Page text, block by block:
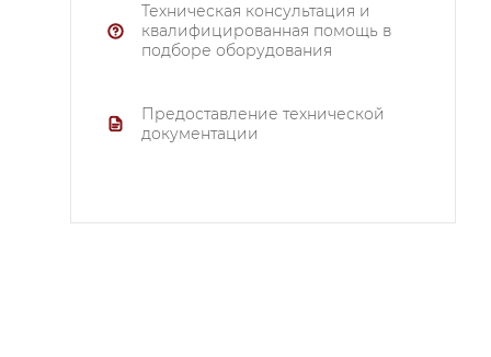
Техническая консультация и
квалифицированная помощь в
подборе оборудования
Предоставление технической
документации